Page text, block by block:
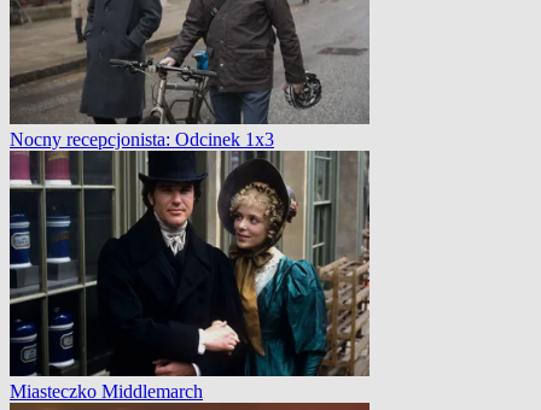
Nocny recepcjonista: Odcinek 1x3
Miasteczko Middlemarch